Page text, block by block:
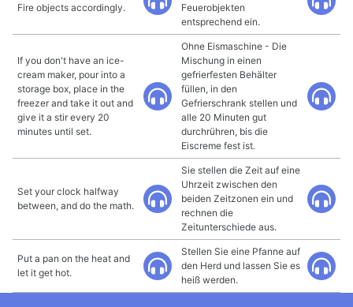
Fire objects accordingly.
Feuerobjekten
entsprechend ein.
If you don't have an ice-
cream maker, pour into a
storage box, place in the
freezer and take it out and
give it a stir every 20
minutes until set.
Ohne Eismaschine - Die
Mischung in einen
gefrierfesten Behälter
füllen, in den
Gefrierschrank stellen und
alle 20 Minuten gut
durchrühren, bis die
Eiscreme fest ist.
Set your clock halfway
between, and do the math.
Sie stellen die Zeit auf eine
Uhrzeit zwischen den
beiden Zeitzonen ein und
rechnen die
Zeitunterschiede aus.
Put a pan on the heat and
let it get hot.
Stellen Sie eine Pfanne auf
den Herd und lassen Sie es
heiß werden.